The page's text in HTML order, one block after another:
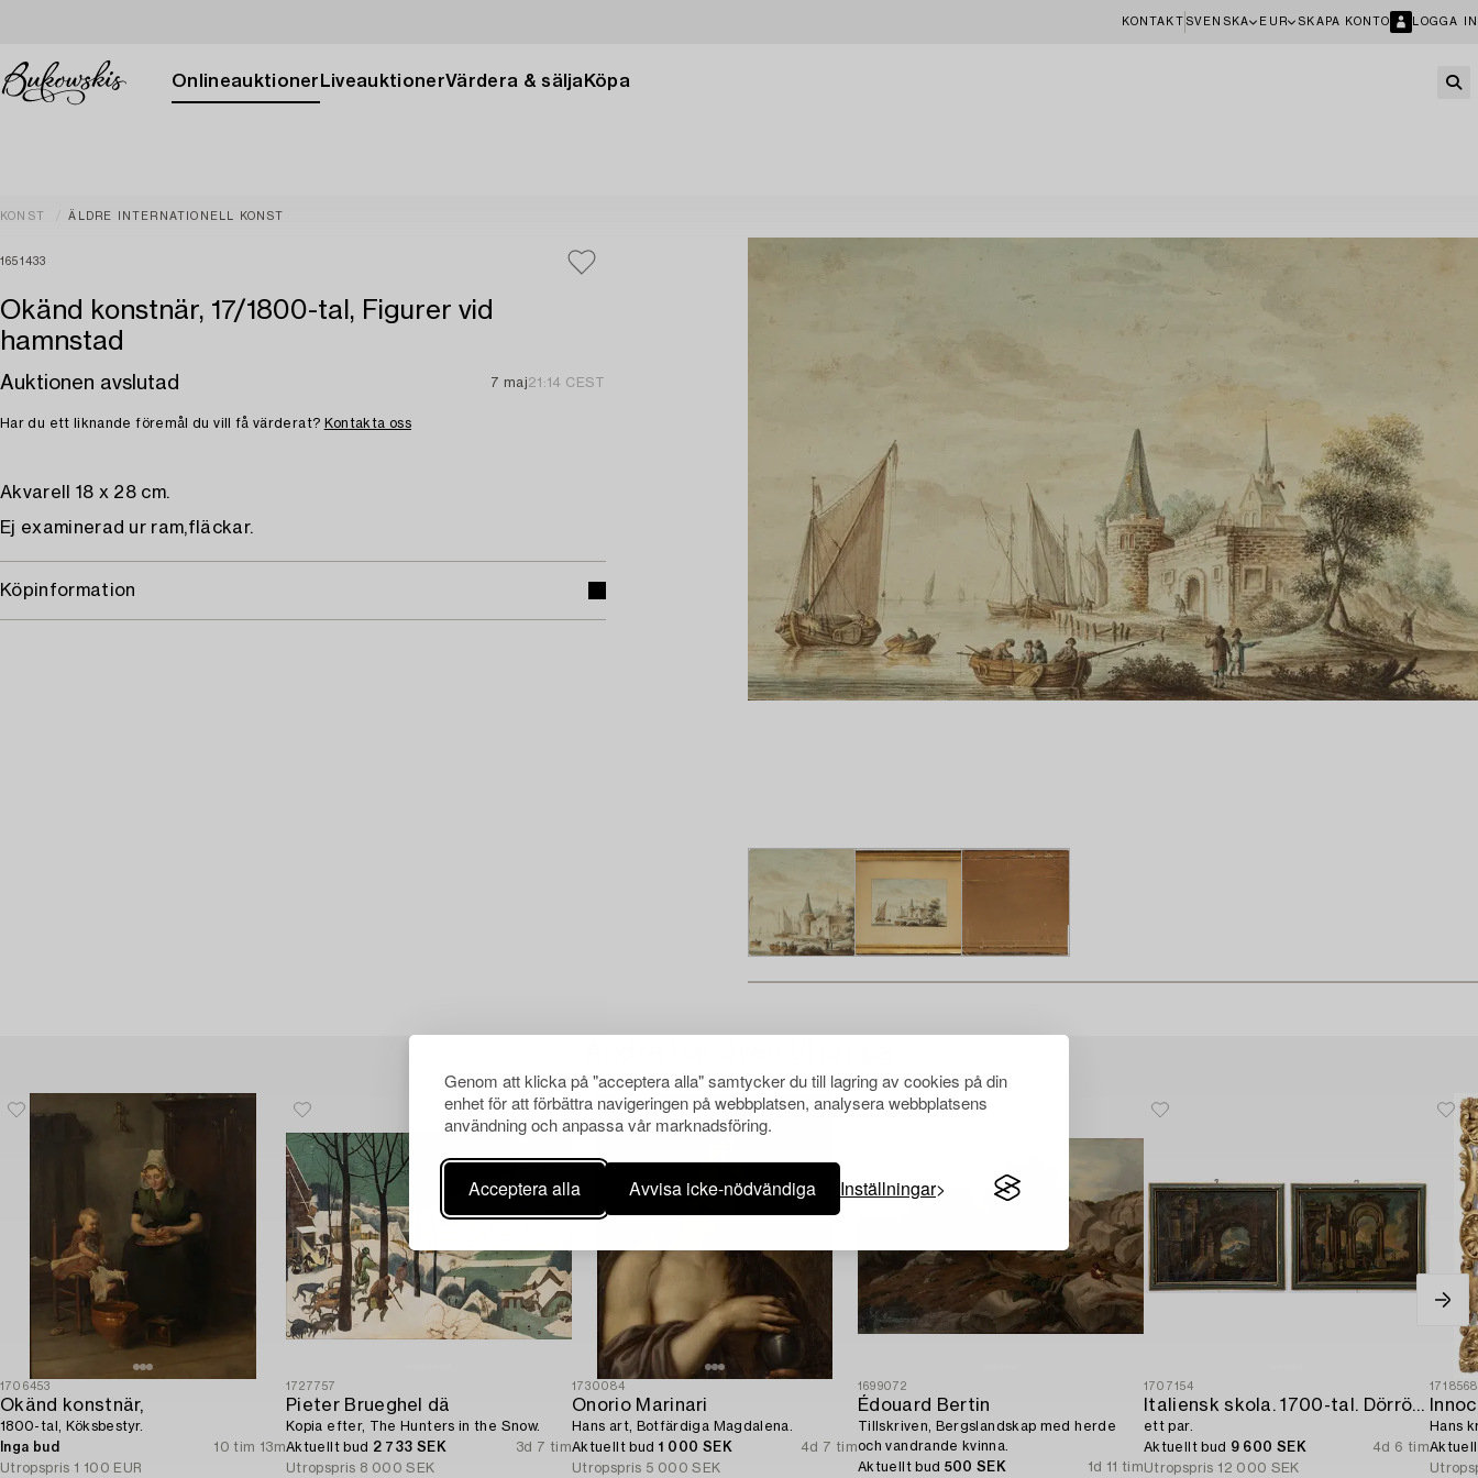
Genom att klicka på "acceptera alla" samtycker du till lagring av cookies på din
enhet för att förbättra navigeringen på webbplatsen, analysera webbplatsens
användning och anpassa vår marknadsföring.
Acceptera alla Avvisa icke-nödvändiga Inställningar
KONTAKT SVENSKA EUR SKAPA KONTO LOGGA IN
Onlineauktioner LiveauktionerVärdera & sälja Köpa
KONST ÄLDRE INTERNATIONELL KONST
1651433
Okänd konstnär, 17/1800-tal, Figurer vid
hamnstad
Auktionen avslutad 7 maj21:14 CEST
Har du ett liknande föremål du vill få värderat? Kontakta oss
Akvarell 18 x 28 cm.
Ej examinerad ur ram,fläckar.
Köpinformation
1706453
Okänd konstnär,
1800-tal, Köksbestyr.
Inga bud
10 tim 13m
Utropspris 1 100 EUR
1727757
Pieter Brueghel dä
Kopia efter, The Hunters in the Snow.
Aktuellt bud 2 733 SEK
3d 7 tim
Utropspris 8 000 SEK
1730084
Onorio Marinari
Hans art, Botfärdiga Magdalena.
Aktuellt bud 1 000 SEK
4d 7 tim
Utropspris 5 000 SEK
1699072
Édouard Bertin
Tillskriven, Bergslandskap med herde
och vandrande kvinna.
Aktuellt bud 500 SEK 1d 11 tim
1707154
Italiensk skola. 1700-tal. Dörröverstycken,
ett par.
Aktuellt bud 9 600 SEK
4d 6 tim
Utropspris 12 000 SEK
1718568
Hans